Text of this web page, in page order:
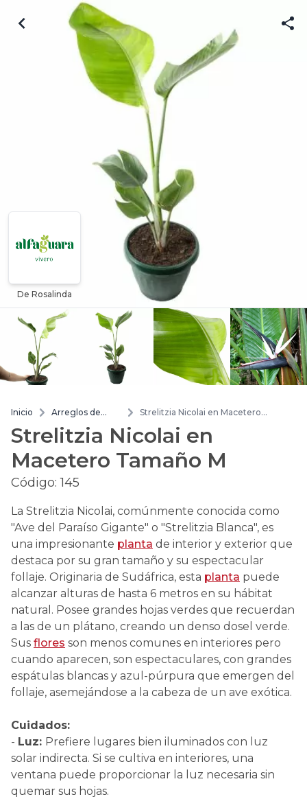
De Rosalinda
Inicio
Arreglos de
Strelitzia Nicolai en Macetero
Strelitzia Nicolai en
Macetero Tamaño M
Código:145
La Strelitzia Nicolai, comúnmente conocida como
"Ave del Paraíso Gigante" o "Strelitzia Blanca", es
una impresionante planta de interior y exterior que
destaca por su gran tamaño y su espectacular
follaje. Originaria de Sudáfrica, esta planta puede
alcanzar alturas de hasta 6 metros en su hábitat
natural. Posee grandes hojas verdes que recuerdan
a las de un plátano, creando un denso dosel verde.
Sus flores son menos comunes en interiores pero
cuando aparecen, son espectaculares, con grandes
espátulas blancas y azul-púrpura que emergen del
follaje, asemejándose a la cabeza de un ave exótica.
Cuidados:
- Luz: Prefiere lugares bien iluminados con luz
solar indirecta. Si se cultiva en interiores, una
ventana puede proporcionar la luz necesaria sin
quemar sus hojas.